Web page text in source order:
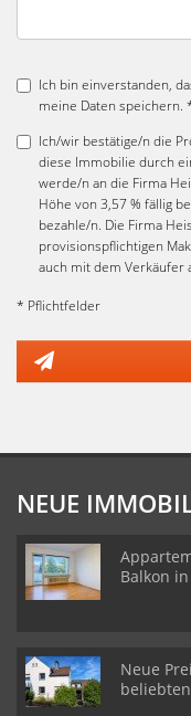
Ich bin einverstanden,
meine Daten speichern.
Ich/wir bestätige/n die
diese Immobilie durch
werde/n an die Firma
Höhe von 3,57 % fällig
bezahle/n. Die Firma
provisionspflichtigen
auch mit dem Verkäufer
* Pflichtfelder
NEUE
Balkon
Neue